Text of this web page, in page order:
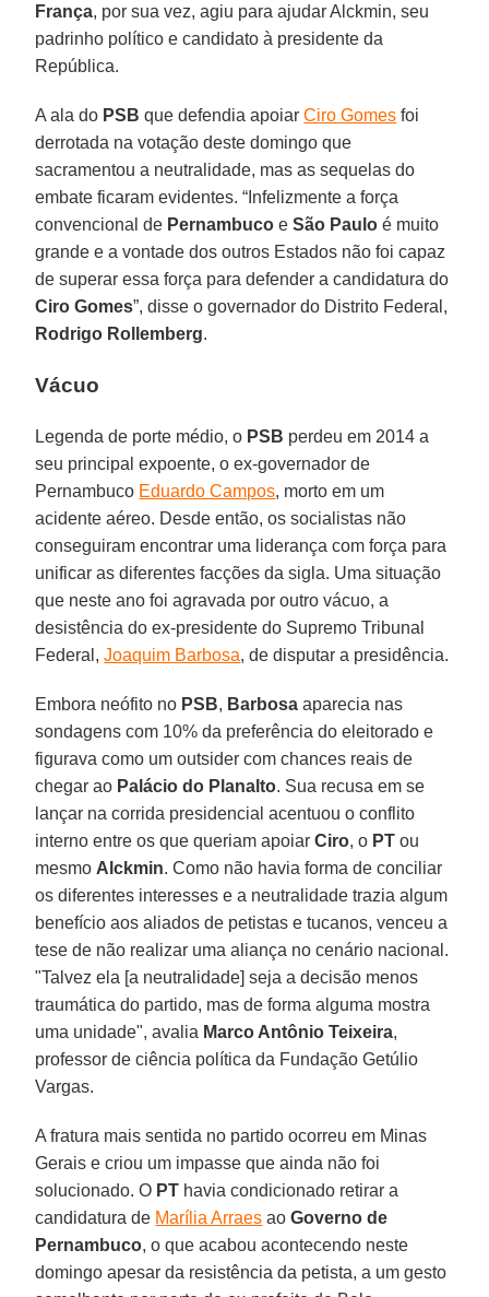
França, por sua vez, agiu para ajudar Alckmin, seu
padrinho político e candidato à presidente da
República.
A ala do PSB que defendia apoiarCiro Gomes foi
derrotada na votação deste domingo que
sacramentou a neutralidade, mas as sequelas do
embate ficaram evidentes. “Infelizmente a força
convencional de Pernambuco eSão Paulo é muito
grande e a vontade dos outros Estados não foi capaz
de superar essa força para defender a candidatura do
Ciro Gomes”, disse o governador do Distrito Federal,
Rodrigo Rollemberg.
Vácuo
Legenda de porte médio, o PSB perdeu em 2014 a
seu principal expoente, o ex-governador de
Pernambuco Eduardo Campos, morto em um
acidente aéreo. Desde então, os socialistas não
conseguiram encontrar uma liderança com força para
unificar as diferentes facções da sigla. Uma situação
que neste ano foi agravada por outro vácuo, a
desistência do ex-presidente do Supremo Tribunal
Federal,Joaquim Barbosa, de disputar a presidência.
Embora neófito no PSB, Barbosa aparecia nas
sondagens com 10% da preferência do eleitorado e
figurava como um outsider com chances reais de
chegar ao Palácio do Planalto. Sua recusa em se
lançar na corrida presidencial acentuou o conflito
interno entre os que queriam apoiarCiro, o PT ou
mesmo Alckmin. Como não havia forma de conciliar
os diferentes interesses e a neutralidade trazia algum
benefício aos aliados de petistas e tucanos, venceu a
tese de não realizar uma aliança no cenário nacional.
"Talvez ela [a neutralidade] seja a decisão menos
traumática do partido, mas de forma alguma mostra
uma unidade", avalia Marco Antônio Teixeira,
professor de ciência política da Fundação Getúlio
Vargas.
A fratura mais sentida no partido ocorreu em Minas
Gerais e criou um impasse que ainda não foi
solucionado. O PT havia condicionado retirar a
candidatura de Marília Arraes aoGoverno de
Pernambuco, o que acabou acontecendo neste
domingo apesar da resistência da petista, a um gesto